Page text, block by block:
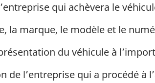
qui achèvera le
la marque, le modèle et le
du véhicule à
de l’entreprise qui a procédé à